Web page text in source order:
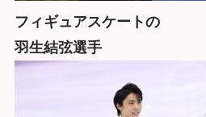
フィギュアスケートの
羽生結弦選手